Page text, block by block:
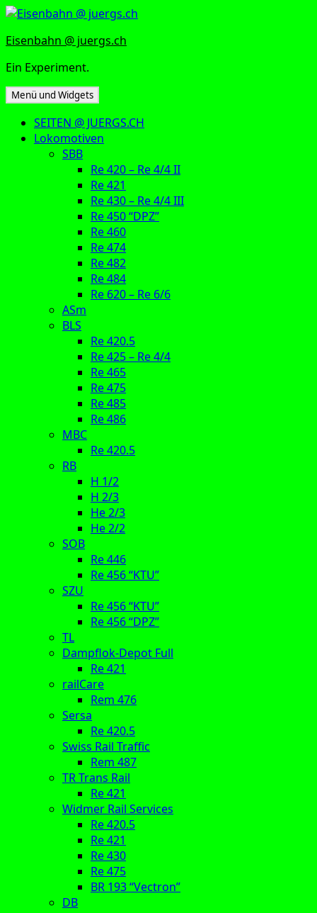
Zum
springen
Eisenbahn @ juergs.ch
Ein Experiment.
Menü und Widgets
SEITEN @ JUERGS.CH
Lokomotiven
SBB
Re 420 – Re 4/4 II
Re 421
Re 430 – Re 4/4 III
Re 450 “DPZ”
Re 460
Re 474
Re 482
Re 484
Re 620 – Re 6/6
ASm
BLS
Re 420.5
Re 425 – Re 4/4
Re 465
Re 475
Re 485
Re 486
MBC
Re 420.5
RB
H 1/2
H 2/3
He 2/3
He 2/2
SOB
Re 446
Re 456 “KTU”
SZU
Re 456 “KTU”
Re 456 “DPZ”
TL
Dampflok-Depot Full
Re 421
railCare
Rem 476
Sersa
Re 420.5
Swiss Rail Traffic
Rem 487
TR Trans Rail
Re 421
Widmer Rail Services
Re 420.5
Re 421
Re 430
Re 475
BR 193 “Vectron”
DB